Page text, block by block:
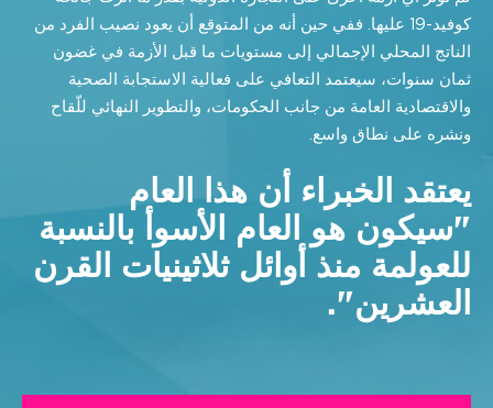
كوفيد-19 عليها. ففي حين أنه من المتوقع أن يعود نصيب الفرد من
الناتج المحلي الإجمالي إلى مستويات ما قبل الأزمة في غضون
ثمان سنوات، سيعتمد التعافي على فعالية الاستجابة الصحية
والاقتصادية العامة من جانب الحكومات، والتطوير النهائي للّقاح
ونشره على نطاق واسع.
يعتقد الخبراء أن هذا العام
"سيكون هو العام الأسوأ بالنسبة
للعولمة منذ أوائل ثلاثينيات القرن
العشرين".